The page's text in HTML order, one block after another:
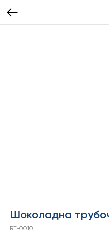
Шоколадна
RT-0010